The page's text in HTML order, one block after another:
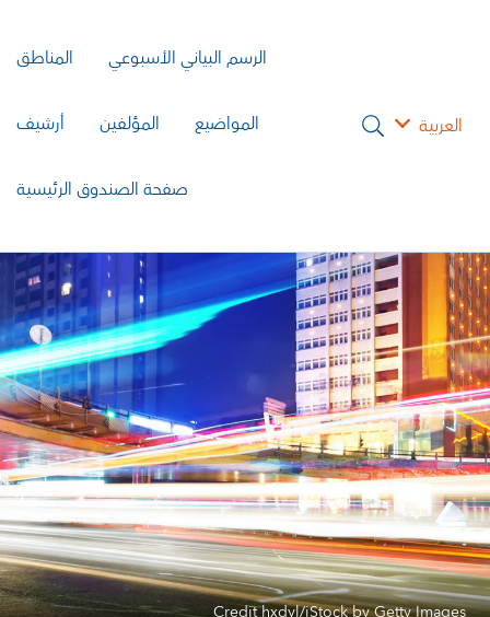
العربية
الرسم البياني الأسبوعي المناطق
المواضيع المؤلفين أرشيف
صفحة الصندوق الرئيسية